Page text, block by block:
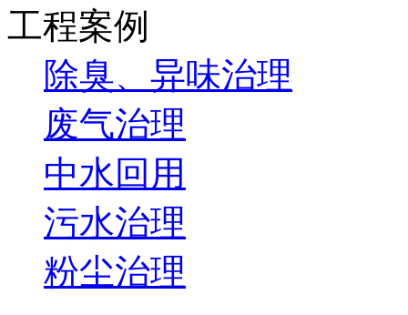
工程案例
除臭、异味治理
废气治理
中水回用
污水治理
粉尘治理